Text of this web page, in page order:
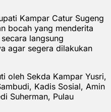
Kampar Catur Sugeng
bocah yang menderita
langsung
agar segera dilakukan
oleh Sekda Kampar Yusri,
Kadis Sosial, Amin
Suherman, Pulau